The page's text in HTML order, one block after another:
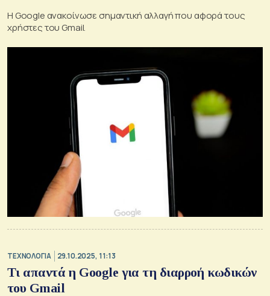
Η Google ανακοίνωσε σημαντική αλλαγή που αφορά τους
χρήστες του Gmail.
ΤΕΧΝΟΛΟΓΙΑ 29.10.2025, 11:13
Τι απαντά η Google για τη διαρροή κωδικών
του Gmail